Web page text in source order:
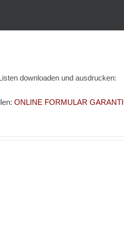
downloaden und ausdrucken:
ONLINE FORMULAR